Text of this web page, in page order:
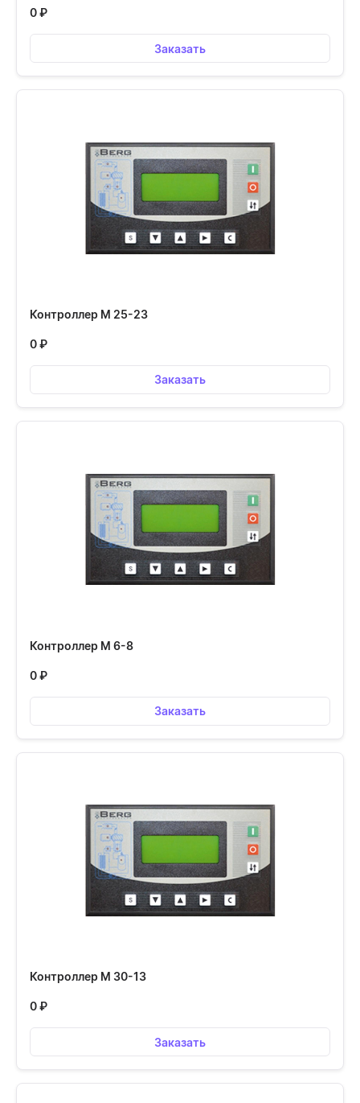
0₽
Заказать
Контроллер М 25-23
0₽
Заказать
Контроллер М 6-8
0₽
Заказать
Контроллер М 30-13
0₽
Заказать